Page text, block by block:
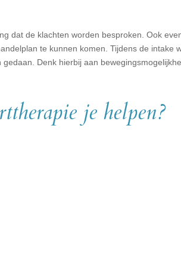
dat de klachten worden besproken. Ook
te kunnen komen. Tijdens de intake
Denk hierbij aan
je helpen?